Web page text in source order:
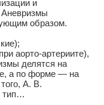
и
Аневризмы
образом.
аорто-артериите),
делятся на
а по форме — на
А. В.
тип…